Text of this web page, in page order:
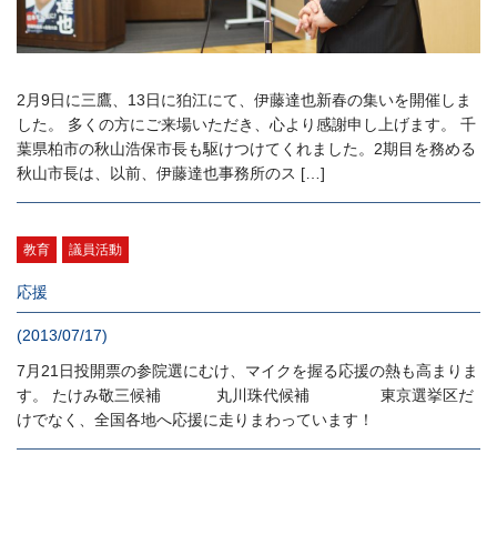
2月9日に三鷹、13日に狛江にて、伊藤達也新春の集いを開催しま
した。 多くの方にご来場いただき、心より感謝申し上げます。 千
葉県柏市の秋山浩保市長も駆けつけてくれました。2期目を務める
秋山市長は、以前、伊藤達也事務所のス […]
教育 議員活動
応援
(2013/07/17)
7月21日投開票の参院選にむけ、マイクを握る応援の熱も高まりま
す。 たけみ敬三候補 丸川珠代候補 東京選挙区だ
けでなく、全国各地へ応援に走りまわっています！